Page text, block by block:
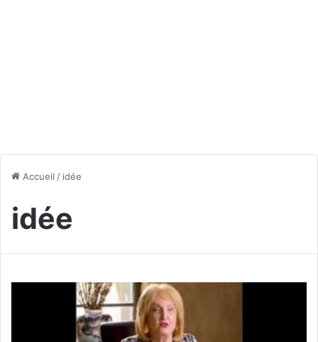
Accueil / idée
idée